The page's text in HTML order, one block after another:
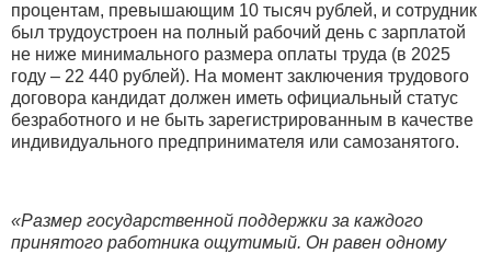
процентам, превышающим 10 тысяч рублей, и сотрудник
был трудоустроен на полный рабочий день с зарплатой
не ниже минимального размера оплаты труда (в 2025
году – 22 440 рублей). На момент заключения трудового
договора кандидат должен иметь официальный статус
безработного и не быть зарегистрированным в качестве
индивидуального предпринимателя или самозанятого.
«Размер государственной поддержки за каждого
принятого работника ощутимый. Он равен одному